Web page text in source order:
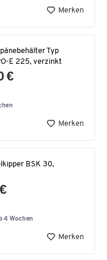
Merken
Typ
E 225, verzinkt
€
Merken
BSK 30,
4 Wochen
Merken